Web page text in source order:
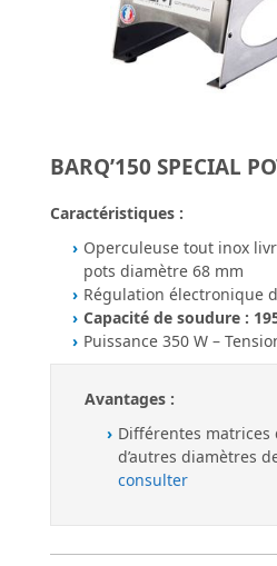
BARQ’150 SPECIAL
Caractéristiques :
Operculeuse tout inox
pots diamètre 68 mm
Régulation électronique
Capacité de soudure :
Puissance 350 W –
Avantages :
Différentes
d’autres diamètres
consulter